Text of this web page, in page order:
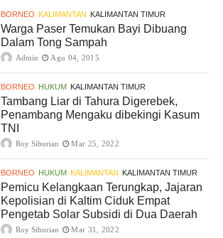
BORNEO KALIMANTAN KALIMANTAN TIMUR
Warga Paser Temukan Bayi Dibuang
Dalam Tong Sampah
Admin Agu 04, 2015
BORNEO HUKUM KALIMANTAN TIMUR
Tambang Liar di Tahura Digerebek,
Penambang Mengaku dibekingi Kasum
TNI
Roy Siburian Mar 25, 2022
BORNEO HUKUM KALIMANTAN KALIMANTAN TIMUR
Pemicu Kelangkaan Terungkap, Jajaran
Kepolisian di Kaltim Ciduk Empat
Pengetab Solar Subsidi di Dua Daerah
Roy Siburian Mar 31, 2022